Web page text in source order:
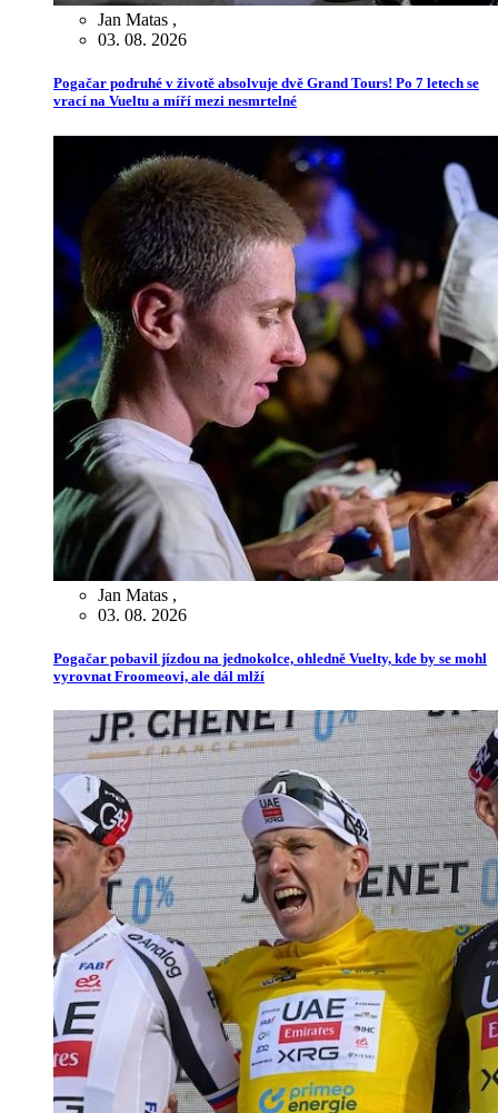
Jan Matas ,
03. 08. 2026
Pogačar podruhé v životě absolvuje dvě Grand Tours! Po 7 letech se
vrací na Vueltu a míří mezi nesmrtelné
Jan Matas ,
03. 08. 2026
Pogačar pobavil jízdou na jednokolce, ohledně Vuelty, kde by se mohl
vyrovnat Froomeovi, ale dál mlží